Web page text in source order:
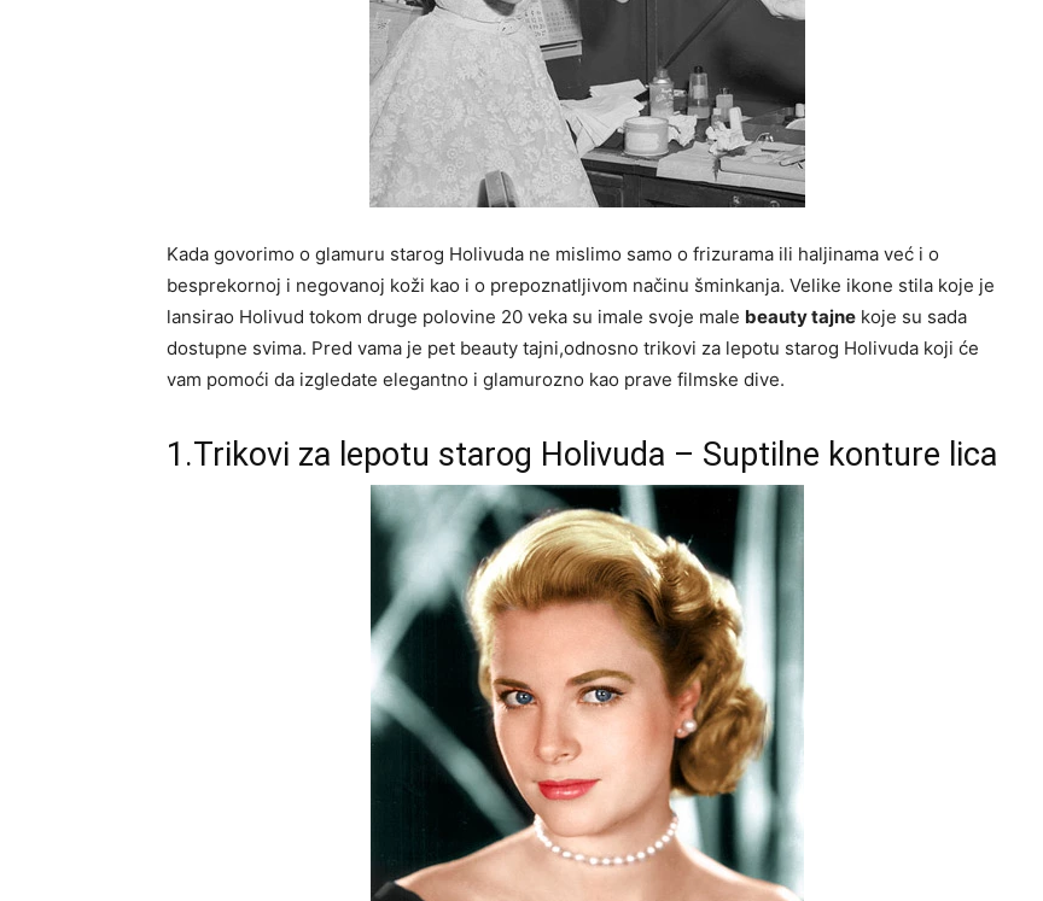
Kada govorimo o glamuru starog Holivuda ne mislimo samo o frizurama ili haljinama već i o
besprekornoj i negovanoj koži kao i o prepoznatljivom načinu šminkanja. Velike ikone stila koje je
lansirao Holivud tokom druge polovine 20 veka su imale svoje male beauty tajne koje su sada
dostupne svima. Pred vama je pet beauty tajni,odnosno trikovi za lepotu starog Holivuda koji će
vam pomoći da izgledate elegantno i glamurozno kao prave filmske dive.
1.Trikovi za lepotu starog Holivuda – Suptilne konture lica